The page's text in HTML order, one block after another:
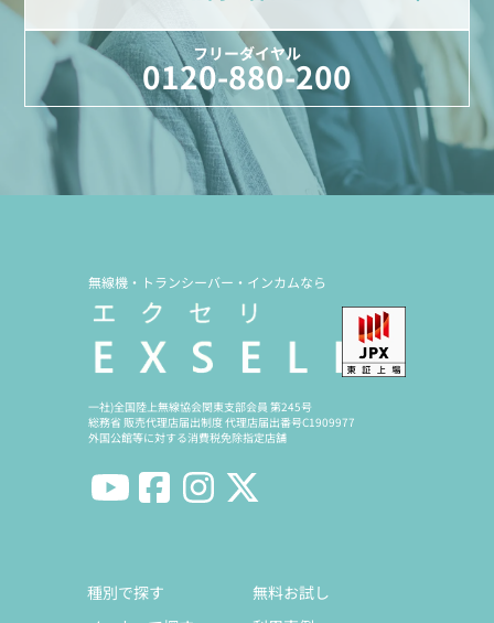
フリーダイヤル
0120-880-200
無線機・トランシーバー・インカムなら
一社)全国陸上無線協会関東支部会員 第245号
総務省 販売代理店届出制度 代理店届出番号C1909977
外国公館等に対する消費税免除指定店舗
種別で探す
無料お試し